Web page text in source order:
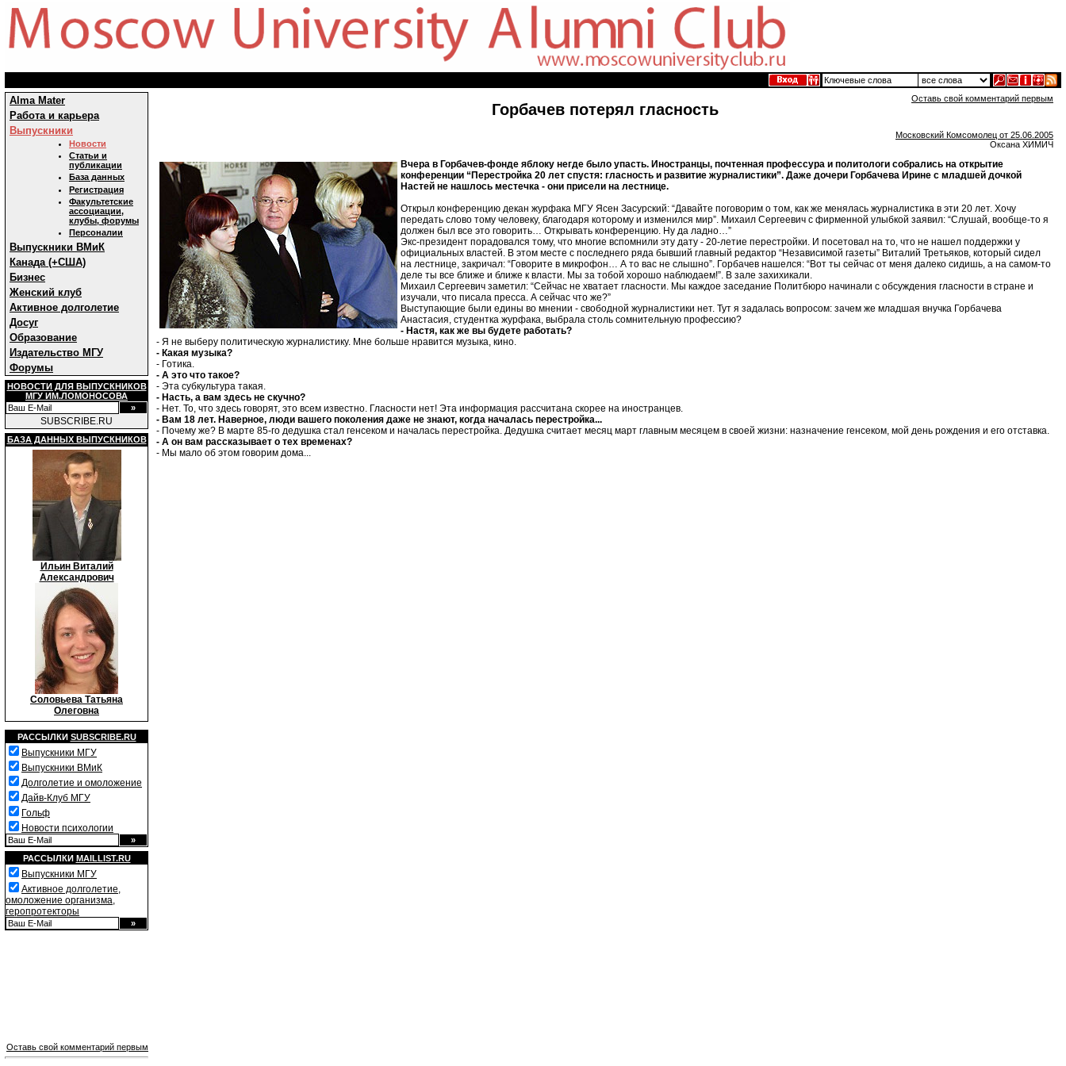
Alma Mater
Работа и карьера
Выпускники
Новости
Статьи и
публикации
База данных
Регистрация
Факультетские
ассоциации,
клубы, форумы
Персоналии
Выпускники ВМиК
Канада (+США)
Бизнес
Женский клуб
Активное долголетие
Досуг
Образование
Издательство МГУ
Форумы
НОВОСТИ ДЛЯ ВЫПУСКНИКОВ
МГУ ИМ.ЛОМОНОСОВА
SUBSCRIBE.RU
БАЗА ДАННЫХ ВЫПУСКНИКОВ
Ильин Виталий
Александрович
Соловьева Татьяна
Олеговна
РАССЫЛКИ SUBSCRIBE.RU
Выпускники МГУ
Выпускники ВМиК
Долголетие и омоложение
Дайв-Клуб МГУ
Гольф
Новости психологии
РАССЫЛКИ MAILLIST.RU
Выпускники МГУ
Активное долголетие,
омоложение организма,
геропротекторы
Оставь свой комментарий первым
Горбачев потерял гласность
Московский Комсомолец от 25.06.2005
Оксана ХИМИЧ
Вчера в Горбачев-фонде яблоку негде было упасть. Иностранцы, почтенная профессура и политологи собрались на открытие
конференции “Перестройка 20 лет спустя: гласность и развитие журналистики”. Даже дочери Горбачева Ирине с младшей дочкой
Настей не нашлось местечка - они присели на лестнице.
Открыл конференцию декан журфака МГУ Ясен Засурский: “Давайте поговорим о том, как же менялась журналистика в эти 20 лет. Хочу
передать слово тому человеку, благодаря которому и изменился мир”. Михаил Сергеевич с фирменной улыбкой заявил: “Слушай, вообще-то я
должен был все это говорить… Открывать конференцию. Ну да ладно…”
Экс-президент порадовался тому, что многие вспомнили эту дату - 20-летие перестройки. И посетовал на то, что не нашел поддержки у
официальных властей. В этом месте с последнего ряда бывший главный редактор “Независимой газеты” Виталий Третьяков, который сидел
на лестнице, закричал: “Говорите в микрофон… А то вас не слышно”. Горбачев нашелся: “Вот ты сейчас от меня далеко сидишь, а на самом-то
деле ты все ближе и ближе к власти. Мы за тобой хорошо наблюдаем!”. В зале захихикали.
Михаил Сергеевич заметил: “Сейчас не хватает гласности. Мы каждое заседание Политбюро начинали с обсуждения гласности в стране и
изучали, что писала пресса. А сейчас что же?”
Выступающие были едины во мнении - свободной журналистики нет. Тут я задалась вопросом: зачем же младшая внучка Горбачева
Анастасия, студентка журфака, выбрала столь сомнительную профессию?
- Настя, как же вы будете работать?
- Я не выберу политическую журналистику. Мне больше нравится музыка, кино.
- Какая музыка?
- Готика.
- А это что такое?
- Эта субкультура такая.
- Насть, а вам здесь не скучно?
- Нет. То, что здесь говорят, это всем известно. Гласности нет! Эта информация рассчитана скорее на иностранцев.
- Вам 18 лет. Наверное, люди вашего поколения даже не знают, когда началась перестройка...
- Почему же? В марте 85-го дедушка стал генсеком и началась перестройка. Дедушка считает месяц март главным месяцем в своей жизни: назначение генсеком, мой день рождения и его отставка.
- А он вам рассказывает о тех временах?
- Мы мало об этом говорим дома...
Оставь свой комментарий первым